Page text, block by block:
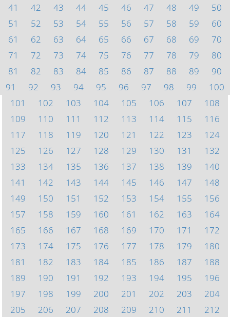
41
42 43 44 45 46 47 48 49
50
51
52 53 54 55 56 57 58 59
60
61
62 63 64 65 66 67 68 69
70
71
72 73 74 75 76 77 78 79
80
81
82 83 84 85 86 87 88 89
90
91
92 93 94 95 96 97 98 99
100
101
102 103 104 105 106 107
108
109
110 111 112 113 114 115
116
117
118 119 120 121 122 123
124
125
126 127 128 129 130 131
132
133
134 135 136 137 138 139
140
141
142 143 144 145 146 147
148
149
150 151 152 153 154 155
156
157
158 159 160 161 162 163
164
165
166 167 168 169 170 171
172
173
174 175 176 177 178 179
180
181
182 183 184 185 186 187
188
189
190 191 192 193 194 195
196
197
198 199 200 201 202 203
204
205
206 207 208 209 210 211
212